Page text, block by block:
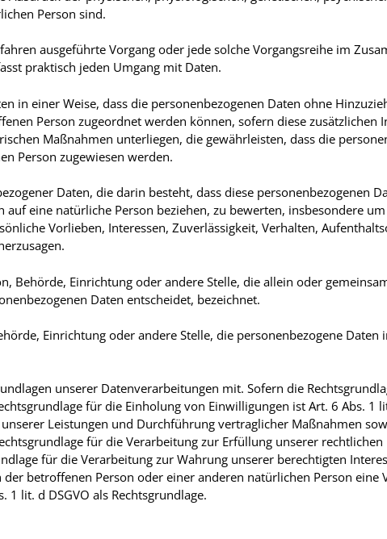
Person sind.
ausgeführte Vorgang oder jede solche Vorgangsreihe im
praktisch jeden Umgang mit Daten.
in einer Weise, dass die personenbezogenen Daten ohne
Person zugeordnet werden können, sofern diese zusätzlichen
Maßnahmen unterliegen, die gewährleisten, dass die
Person zugewiesen werden.
Daten, die darin besteht, dass diese personenbezogenen
eine natürliche Person beziehen, zu bewerten, insbesondere
Vorlieben, Interessen, Zuverlässigkeit, Verhalten,
Behörde, Einrichtung oder andere Stelle, die allein oder
Daten entscheidet, bezeichnet.
Einrichtung oder andere Stelle, die personenbezogene Daten
unserer Datenverarbeitungen mit. Sofern die
für die Einholung von Einwilligungen ist Art. 6 Abs. 1
Leistungen und Durchführung vertraglicher Maßnahmen
für die Verarbeitung zur Erfüllung unserer rechtlichen
für die Verarbeitung zur Wahrung unserer berechtigten
betroffenen Person oder einer anderen natürlichen Person eine
lit. d DSGVO als Rechtsgrundlage.